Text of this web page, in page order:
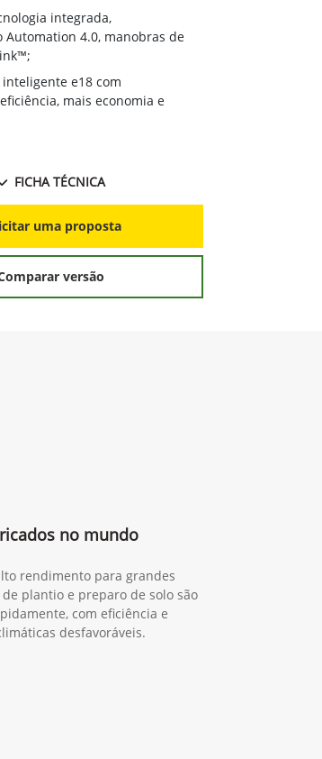
integrada,
Automation 4.0, manobras de
e18 com
mais economia e
FICHA TÉCNICA
uma proposta
versão
no mundo
rendimento para grandes
plantio e preparo de solo são
com eficiência e
desfavoráveis.